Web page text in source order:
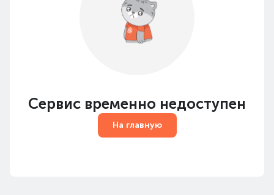
Сервис временно недоступен
На главную